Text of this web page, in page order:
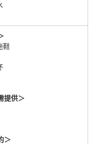
鞋
提供＞
＞